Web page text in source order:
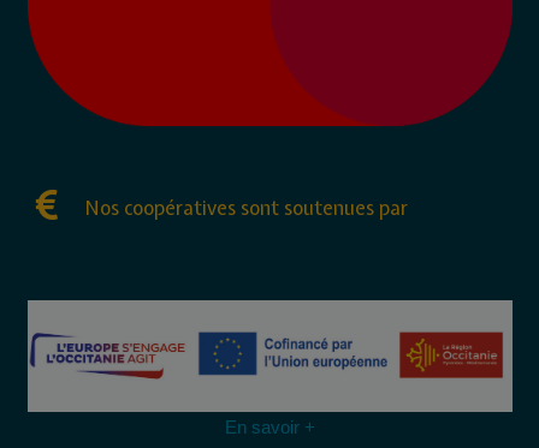
Nos coopératives sont soutenues par
En savoir +